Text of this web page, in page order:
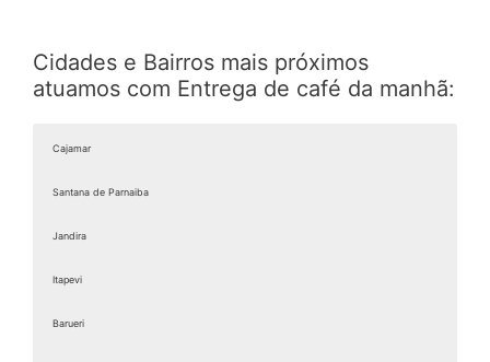
Cidades e Bairros mais próximos
atuamos com Entrega de café da manhã:
Cajamar
Santana de Parnaiba
Jandira
Itapevi
Barueri